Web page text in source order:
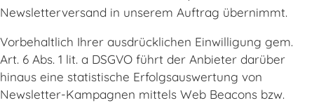
Newsletterversand in unserem Auftrag übernimmt.
Vorbehaltlich Ihrer ausdrücklichen Einwilligung gem.
Art. 6 Abs. 1 lit. a DSGVO führt der Anbieter darüber
hinaus eine statistische Erfolgsauswertung von
Newsletter-Kampagnen mittels Web Beacons bzw.